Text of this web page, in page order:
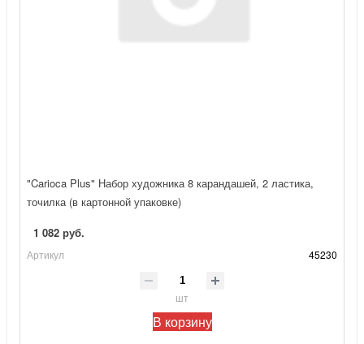
"Carioca Plus" Набор художника 8 карандашей, 2 ластика,
точилка (в картонной упаковке)
1 082 руб.
Артикул 45230
шт
В корзину